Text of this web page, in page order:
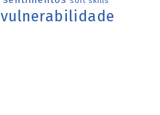
vulnerabilidade